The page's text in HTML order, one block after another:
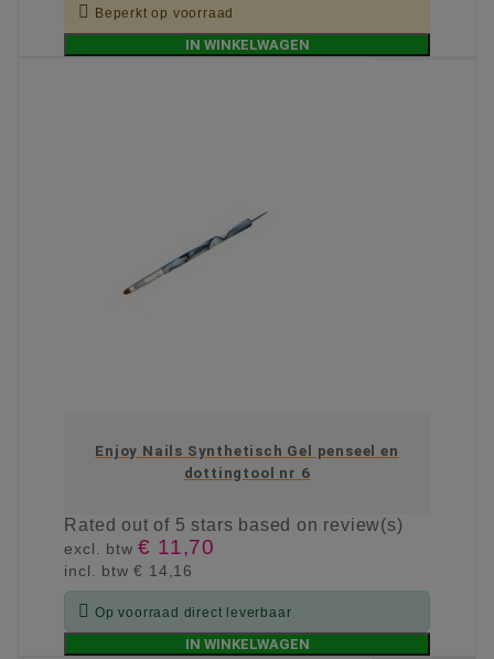
 Beperkt op voorraad
IN WINKELWAGEN
Enjoy Nails Synthetisch Gel penseel en
dottingtool nr 6
Ratedout of 5 stars based on review(s)
excl. btw€ 11,70
incl. btw€ 14,16
 Op voorraad direct leverbaar
IN WINKELWAGEN